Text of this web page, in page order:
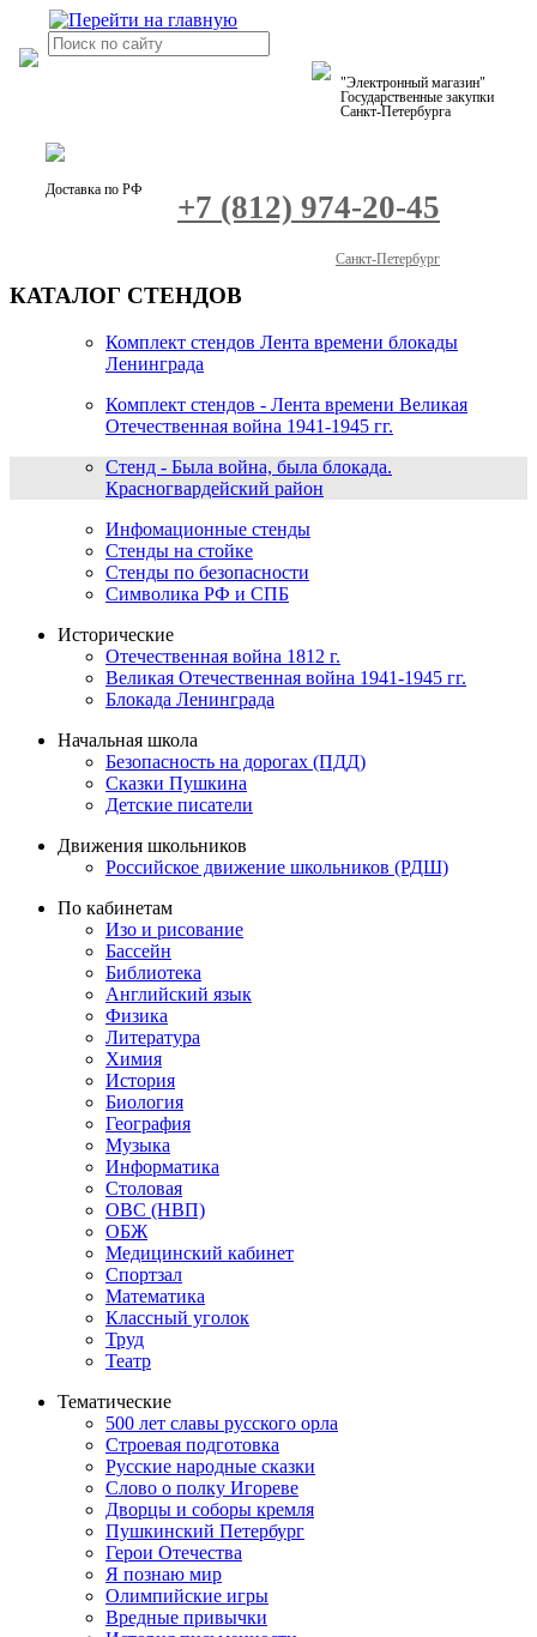
"Электронный магазин"
Государственные закупки
Санкт-Петербурга
Доставка по РФ +7 (812) 974-20-45
Санкт-Петербург
КАТАЛОГ СТЕНДОВ
Комплект стендов Лента времени блокады
Ленинграда
Комплект стендов - Лента времени Великая
Отечественная война 1941-1945 гг.
Стенд - Была война, была блокада.
Красногвардейский район
Инфомационные стенды
Стенды на стойке
Стенды по безопасности
Символика РФ и СПБ
Исторические
Отечественная война 1812 г.
Великая Отечественная война 1941-1945 гг.
Блокада Ленинграда
Начальная школа
Безопасность на дорогах (ПДД)
Сказки Пушкина
Детские писатели
Движения школьников
Российское движение школьников (РДШ)
По кабинетам
Изо и рисование
Бассейн
Библиотека
Английский язык
Физика
Литература
Химия
История
Биология
География
Музыка
Информатика
Столовая
ОВС (НВП)
ОБЖ
Медицинский кабинет
Спортзал
Математика
Классный уголок
Труд
Театр
Тематические
500 лет славы русского орла
Строевая подготовка
Русские народные сказки
Слово о полку Игореве
Дворцы и соборы кремля
Пушкинский Петербург
Герои Отечества
Я познаю мир
Олимпийские игры
Вредные привычки